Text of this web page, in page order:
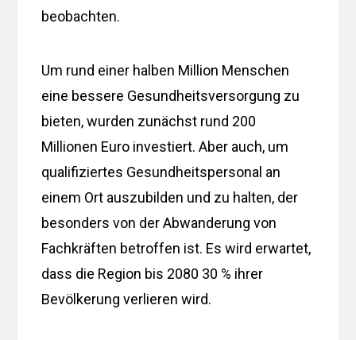
beobachten.
Um rund einer halben Million Menschen
eine bessere Gesundheitsversorgung zu
bieten, wurden zunächst rund 200
Millionen Euro investiert. Aber auch, um
qualifiziertes Gesundheitspersonal an
einem Ort auszubilden und zu halten, der
besonders von der Abwanderung von
Fachkräften betroffen ist. Es wird erwartet,
dass die Region bis 2080 30 % ihrer
Bevölkerung verlieren wird.